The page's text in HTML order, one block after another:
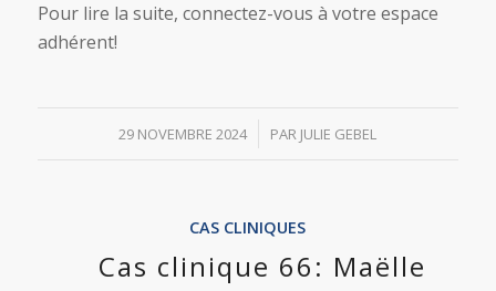
Pour lire la suite, connectez-vous à votre espace
adhérent!
29 NOVEMBRE 2024
/ PAR JULIE GEBEL
CAS CLINIQUES
Cas clinique 66: Maëlle